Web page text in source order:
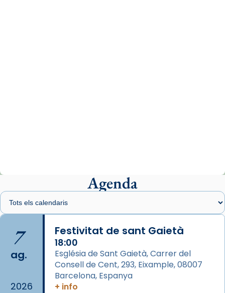
presidit aquest 27 de juliol la missa de Les
Santes de Mataró.
🔗
📸 J. Merino
Photo
View on Facebook · Share
Arquebisbat de Barcelona
Agenda
7
ag.
2026
Festivitat de sant Gaietà
18:00
Església de Sant Gaietà, Carrer del
Consell de Cent, 293, Eixample, 08007
Barcelona, Espanya
+ info